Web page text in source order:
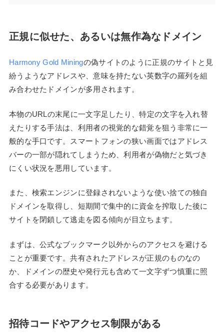
正規に似せた、あるいは無作為なドメイン
Harmony Gold Miningの偽サイトのように正規のサイトと見
紛うようなアドレスや、意味を持たない英数字の羅列を組
み合わせたドメインが多用されます。
本物のURLの末尾に一文字足したり、特定の文字を入れ替
えたりする手法は、利用者の視覚的な錯覚を狙う非常に一
般的な手口です。スマートフォンの狭い画面ではアドレス
バーの一部が隠れてしまうため、利用者が偽物だと気づき
にくい状況を悪用しています。
また、検索エンジンに登録されないような使い捨ての独自
ドメインを取得し、短期間で集中的に資金を搾取した後に
サイトを閉鎖して逃走を図る傾向が目立ちます。
まずは、公式なブックマーク以外からのアクセスを避ける
ことが重要です。共有されたアドレスが正規のものなの
か、ドメインの歴史や発行元も含めて一文字ずつ慎重に照
合する必要があります。
招待コードやアクセス制限がある